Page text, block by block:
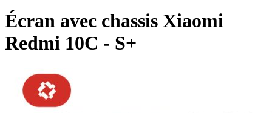
Écran avec chassis Xiaomi
Redmi 10C - S+